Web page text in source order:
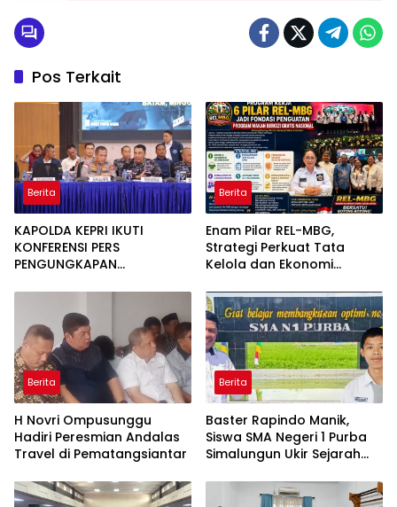
Pos Terkait
Berita
KAPOLDA KEPRI IKUTI
KONFERENSI PERS
PENGUNGKAPAN
KETAMINE DI PERAIRAN
Berita
Enam Pilar REL-MBG,
Strategi Perkuat Tata
Kelola dan Ekonomi
Program MBG
Berita
H Novri Ompusunggu
Hadiri Peresmian Andalas
Travel di Pematangsiantar
Berita
Baster Rapindo Manik,
Siswa SMA Negeri 1 Purba
Simalungun Ukir Sejarah